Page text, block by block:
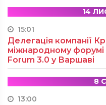
14
15:01
Делегація компанії
міжнародному
Forum 3.0 у Варшаві
8
13:00